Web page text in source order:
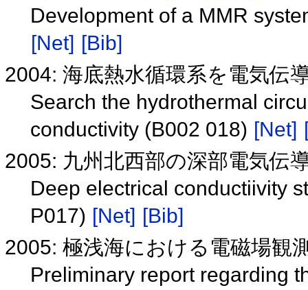
Development of a MMR
[Net] [Bib]
2004: 海底熱水循環系を電気伝
Search the hydrothermal
conductivity (B002 018) [Net]
2005: 九州北西部の深部電気伝
Deep electrical conductiivity
P017) [Net] [Bib]
2005: 極浅海における電磁場観
Preliminary report regarding